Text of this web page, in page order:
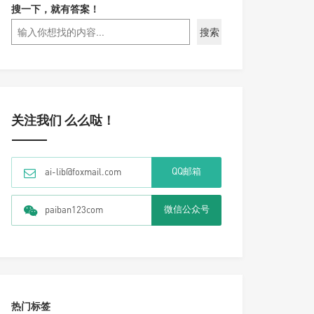
搜一下，就有答案！
搜索
关注我们 么么哒！
ai-lib@foxmail.com QQ邮箱
paiban123com 微信公众号
热门标签